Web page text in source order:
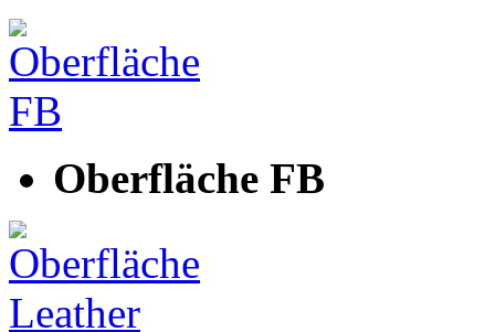
Oberfläche FB